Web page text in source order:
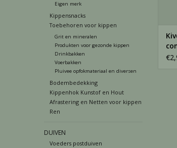
Eigen merk
Kippensnacks
Toebehoren voor kippen
Grit en mineralen
Produkten voor gezonde kippen
Drinkbakken
Voerbakken
Pluivee opfokmateriaal en diversen
Bodembedekking
Kippenhok Kunstof en Hout
Afrastering en Netten voor kippen
Ren
DUIVEN
Voeders postduiven